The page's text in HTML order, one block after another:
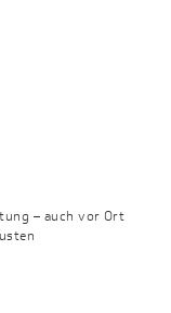
– auch vor Ort